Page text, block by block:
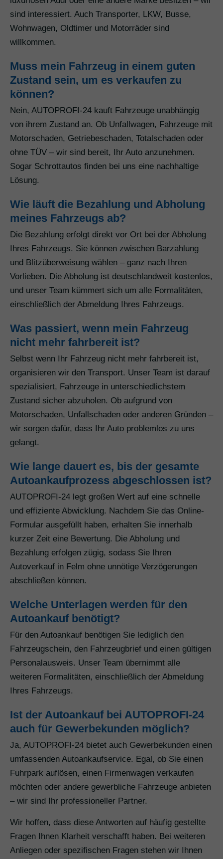
sind interessiert. Auch Transporter, LKW, Busse,
Wohnwagen, Oldtimer und Motorräder sind
willkommen.
Muss mein Fahrzeug in einem guten
Zustand sein, um es verkaufen zu
können?
Nein, AUTOPROFI-24 kauft Fahrzeuge unabhängig
von ihrem Zustand an. Ob Unfallwagen, Fahrzeuge mit
Motorschaden, Getriebeschaden, Totalschaden oder
ohne TÜV – wir sind bereit, Ihr Auto anzunehmen.
Sogar Schrottautos finden bei uns eine nachhaltige
Lösung.
Wie läuft die Bezahlung und Abholung
meines Fahrzeugs ab?
Die Bezahlung erfolgt direkt vor Ort bei der Abholung
Ihres Fahrzeugs. Sie können zwischen Barzahlung
und Blitzüberweisung wählen – ganz nach Ihren
Vorlieben. Die Abholung ist deutschlandweit kostenlos,
und unser Team kümmert sich um alle Formalitäten,
einschließlich der Abmeldung Ihres Fahrzeugs.
Was passiert, wenn mein Fahrzeug
nicht mehr fahrbereit ist?
Selbst wenn Ihr Fahrzeug nicht mehr fahrbereit ist,
organisieren wir den Transport. Unser Team ist darauf
spezialisiert, Fahrzeuge in unterschiedlichstem
Zustand sicher abzuholen. Ob aufgrund von
Motorschaden, Unfallschaden oder anderen Gründen –
wir sorgen dafür, dass Ihr Auto problemlos zu uns
gelangt.
Wie lange dauert es, bis der gesamte
Autoankaufprozess abgeschlossen ist?
AUTOPROFI-24 legt großen Wert auf eine schnelle
und effiziente Abwicklung. Nachdem Sie das Online-
Formular ausgefüllt haben, erhalten Sie innerhalb
kurzer Zeit eine Bewertung. Die Abholung und
Bezahlung erfolgen zügig, sodass Sie Ihren
Autoverkauf in Felm ohne unnötige Verzögerungen
abschließen können.
Welche Unterlagen werden für den
Autoankauf benötigt?
Für den Autoankauf benötigen Sie lediglich den
Fahrzeugschein, den Fahrzeugbrief und einen gültigen
Personalausweis. Unser Team übernimmt alle
weiteren Formalitäten, einschließlich der Abmeldung
Ihres Fahrzeugs.
Ist der Autoankauf bei AUTOPROFI-24
auch für Gewerbekunden möglich?
Ja, AUTOPROFI-24 bietet auch Gewerbekunden einen
umfassenden Autoankaufservice. Egal, ob Sie einen
Fuhrpark auflösen, einen Firmenwagen verkaufen
möchten oder andere gewerbliche Fahrzeuge anbieten
– wir sind Ihr professioneller Partner.
Wir hoffen, dass diese Antworten auf häufig gestellte
Fragen Ihnen Klarheit verschafft haben. Bei weiteren
Anliegen oder spezifischen Fragen stehen wir Ihnen